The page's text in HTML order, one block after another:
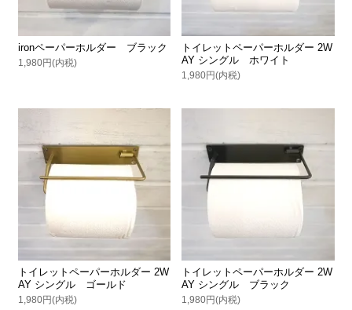
ironペーパーホルダー ブラック
1,980円(内税)
トイレットペーパーホルダー 2W
AY シングル ホワイト
1,980円(内税)
トイレットペーパーホルダー 2W
AY シングル ゴールド
1,980円(内税)
トイレットペーパーホルダー 2W
AY シングル ブラック
1,980円(内税)